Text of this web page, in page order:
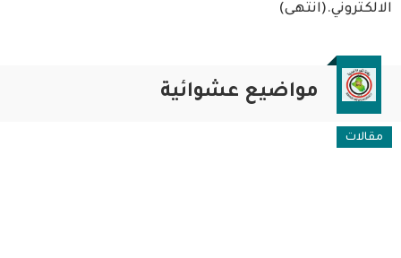
الالكتروني.(انتهى)
مواضيع عشوائية
مقالات